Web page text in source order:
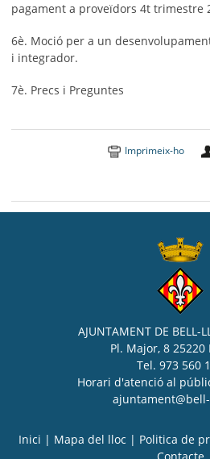
pagament a proveïdors 4t trimestre
6è. Moció per a un
i integrador.
7è. Precs i Preguntes
Imprimeix-ho
AJUNTAMENT DE BELL-
Pl. Major, 8 25220
Tel. 973 560
Horari d'atenció al
Inici | Mapa del lloc | Politica de